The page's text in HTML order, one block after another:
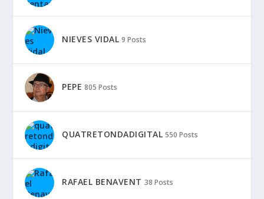
NIEVES VIDAL 9 Posts
PEPE 805 Posts
QUATRETONDADIGITAL 550 Posts
RAFAEL BENAVENT 38 Posts